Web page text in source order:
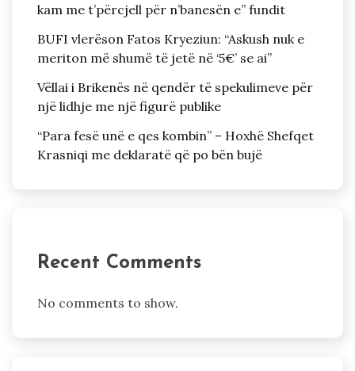
kam me t’përcjell për n’banesën e” fundit
BUFI vlerëson Fatos Kryeziun: “Askush nuk e
meriton më shumë të jetë në ‘5€’ se ai”
Vëllai i Brikenës në qendër të spekulimeve për
një lidhje me një figurë publike
“Para fesë unë e qes kombin” – Hoxhë Shefqet
Krasniqi me deklaratë që po bën bujë
Recent Comments
No comments to show.